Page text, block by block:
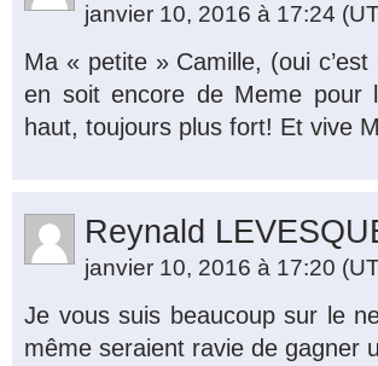
janvier 10, 2016 à 17:24
Ma « petite » Camille, (oui
en soit encore de Meme pour
haut, toujours plus fort! Et vive
Reynald
janvier 10, 2016 à 17:20
Je vous suis beaucoup sur le
même seraient ravie de gagner